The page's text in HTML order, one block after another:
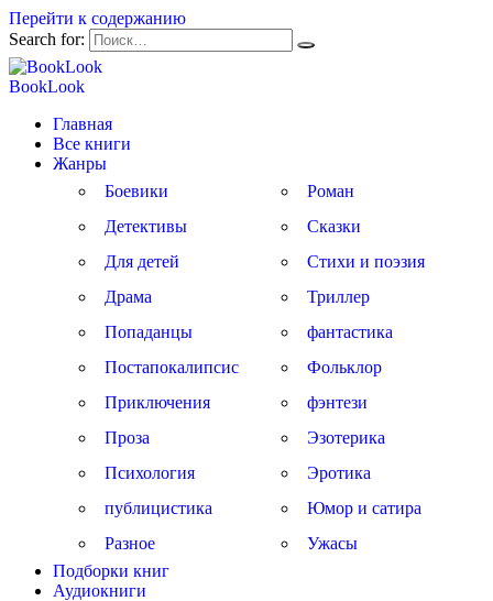
Перейти к содержанию
Search for:
BookLook
Главная
Все книги
Жанры
Боевики
Детективы
Для детей
Драма
Попаданцы
Постапокалипсис
Приключения
Проза
Психология
публицистика
Разное
Роман
Сказки
Стихи и поэзия
Триллер
фантастика
Фольклор
фэнтези
Эзотерика
Эротика
Юмор и сатира
Ужасы
Подборки книг
Аудиокниги